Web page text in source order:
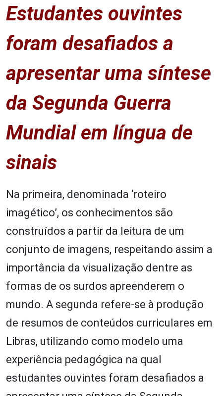
Estudantes ouvintes
foram desafiados a
apresentar uma síntese
da Segunda Guerra
Mundial em língua de
sinais
Na primeira, denominada ‘roteiro
imagético’, os conhecimentos são
construídos a partir da leitura de um
conjunto de imagens, respeitando assim a
importância da visualização dentre as
formas de os surdos apreenderem o
mundo. A segunda refere-se à produção
de resumos de conteúdos curriculares em
Libras, utilizando como modelo uma
experiência pedagógica na qual
estudantes ouvintes foram desafiados a